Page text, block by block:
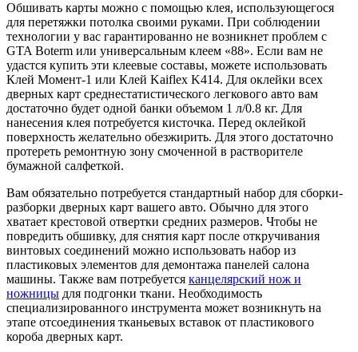
Обшивать карты можно с помощью клея, использующегося
для перетяжки потолка своими руками. При соблюдении
технологии у вас гарантированно не возникнет проблем с
GTA Boterm или универсальным клеем «88». Если вам не
удастся купить эти клеевые составы, можете использовать
Клей Момент-1 или Клей Kaiflex K414. Для оклейки всех
дверных карт среднестатистического легкового авто вам
достаточно будет одной банки объемом 1 л/0.8 кг. Для
нанесения клея потребуется кисточка. Перед оклейкой
поверхность желательно обезжирить. Для этого достаточно
протереть ремонтную зону смоченной в растворителе
бумажной салфеткой.
Вам обязательно потребуется стандартный набор для сборки-
разборки дверных карт вашего авто. Обычно для этого
хватает крестовой отвертки средних размеров. Чтобы не
повредить обшивку, для снятия карт после откручивания
винтовых соединений можно использовать набор из
пластиковых элементов для демонтажа панелей салона
машины. Также вам потребуется канцелярский нож и
ножницы для подгонки ткани. Необходимость
специализированного инструмента может возникнуть на
этапе отсоединения тканьевых вставок от пластикового
короба дверных карт.